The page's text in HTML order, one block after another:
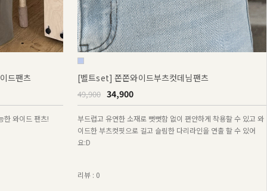
드팬츠
한 와이드 팬츠!
[벨트set] 쫀쫀와이드부츠컷데님팬츠
49,900 34,900
부드럽고 유연한 소재로 뻣뻣함 없이 편안하게 착용할 수 있고 와
이드한 부츠컷핏으로 길고 슬림한 다리라인을 연출 할 수 있어
요:D
리뷰 : 0